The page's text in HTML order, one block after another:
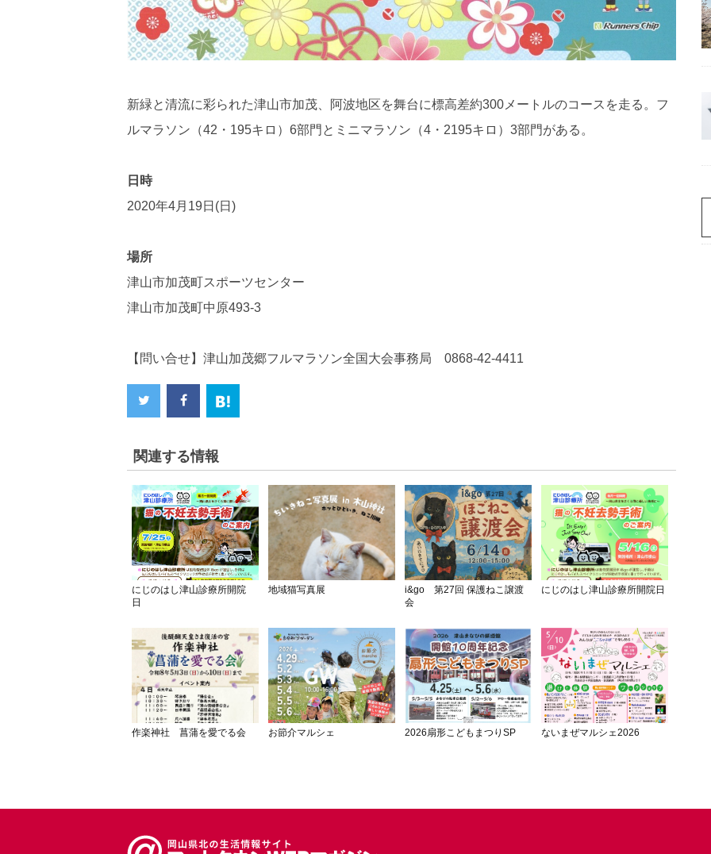
新緑と清流に彩られた津山市加茂、阿波地区を舞台に標高差約300メートルのコースを走る。フ
ルマラソン（42・195キロ）6部門とミニマラソン（4・2195キロ）3部門がある。
日時
2020年4月19日(日)
場所
津山市加茂町スポーツセンター
津山市加茂町中原493-3
【問い合せ】津山加茂郷フルマラソン全国大会事務局 0868-42-4411
関連する情報
にじのはし津山診療所開院
日
地域猫写真展
i&go 第27回 保護ねこ譲渡
会
にじのはし津山診療所開院日
作楽神社 菖蒲を愛でる会 お節介マルシェ 2026扇形こどもまつりSP ないまぜマルシェ2026